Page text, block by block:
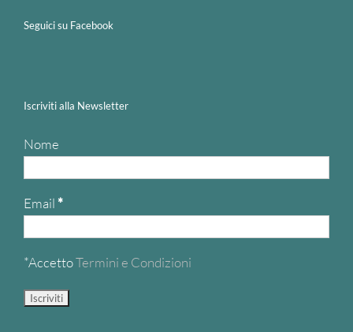
Seguici su Facebook
Iscriviti alla Newsletter
Nome
Email *
*AccettoTermini e Condizioni